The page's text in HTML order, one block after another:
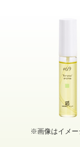
※画像はイメー